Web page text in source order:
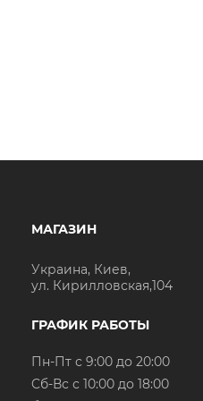
МАГАЗИН
Украина, Киев,
ул. Кирилловская,104
ГРАФИК РАБОТЫ
Пн-Пт с 9:00 до 20:00
Cб-Вс с 10:00 до 18:00